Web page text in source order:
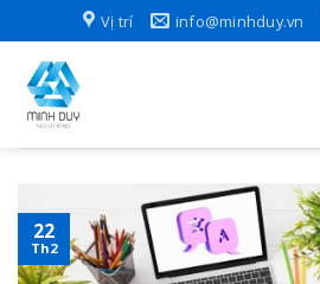
to
content
Vị trí info@minhduy.vn
22
Th2